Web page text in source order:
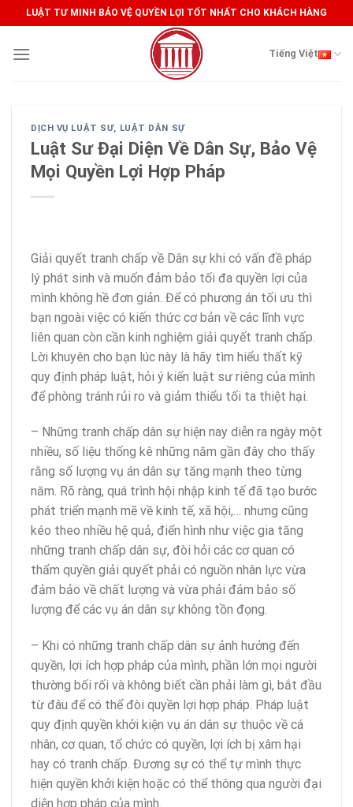
to
content
LUẬT TƯ MINH BẢO VỆ QUYỀN LỢI TỐT NHẤT CHO KHÁCH HÀNG
Tiếng Việt
DỊCH VỤ LUẬT SƯ, LUẬT DÂN SỰ
Luật Sư Đại Diện Về Dân Sự, Bảo Vệ
Mọi Quyền Lợi Hợp Pháp
Giải quyết tranh chấp về Dân sự khi có vấn đề pháp
lý phát sinh và muốn đảm bảo tối đa quyền lợi của
mình không hề đơn giản. Để có phương án tối ưu thì
bạn ngoài việc có kiến thức cơ bản về các lĩnh vực
liên quan còn cần kinh nghiệm giải quyết tranh chấp.
Lời khuyên cho bạn lúc này là hãy tìm hiểu thất kỹ
quy định pháp luật, hỏi ý kiến luật sư riêng của mình
để phòng tránh rủi ro và giảm thiểu tối ta thiệt hại.
– Những tranh chấp dân sự hiện nay diễn ra ngày một
nhiều, số liệu thống kê những năm gần đây cho thấy
rằng số lượng vụ án dân sự tăng mạnh theo từng
năm. Rõ ràng, quá trình hội nhập kinh tế đã tạo bước
phát triển mạnh mẽ về kinh tế, xã hội,… nhưng cũng
kéo theo nhiều hệ quả, điển hình như việc gia tăng
những tranh chấp dân sự, đòi hỏi các cơ quan có
thẩm quyền giải quyết phải có nguồn nhân lực vừa
đảm bảo về chất lượng và vừa phải đảm bảo số
lượng để các vụ án dân sự không tồn đọng.
– Khi có những tranh chấp dân sự ảnh hưởng đến
quyền, lợi ích hợp pháp của mình, phần lớn mọi người
thường bối rối và không biết cần phải làm gì, bắt đầu
từ đâu để có thể đòi quyền lợi hợp pháp. Pháp luật
quy định quyền khởi kiện vụ án dân sự thuộc về cá
nhân, cơ quan, tổ chức có quyền, lợi ích bị xâm hại
hay có tranh chấp. Đương sự có thể tự mình thực
hiện quyền khởi kiện hoặc có thể thông qua người đại
diện hợp pháp của mình.